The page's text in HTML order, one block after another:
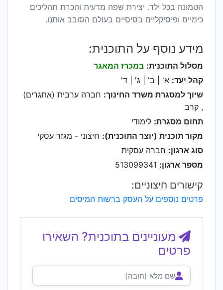
הטמונה בכל ילד. יצירת שפה מדעית והכרת תהליכים
כימיים ופיסיקליים בסיסיים בעולם הסובב אותנו.
מידע נוסף על התוכנית:
מסלול התוכנית: במכרז המאגר
קהל יעד: א' | ב' | ג' | ד'
שיוך למסגרת משרד החינוך: חברה ערבית (אתגרים)
, קרב
תחום מסגרת: לימודי
מקור תוכנית (יוצר התוכנית): חיצוני - מגזר עסקי
סוג ארגון: חברה עסקית
מספר ארגון:
קישורים חיצוניים:
פרטים נוספים על העסק ברשות המיסים
מעוניינים בתוכנית? השאירו
פרטים